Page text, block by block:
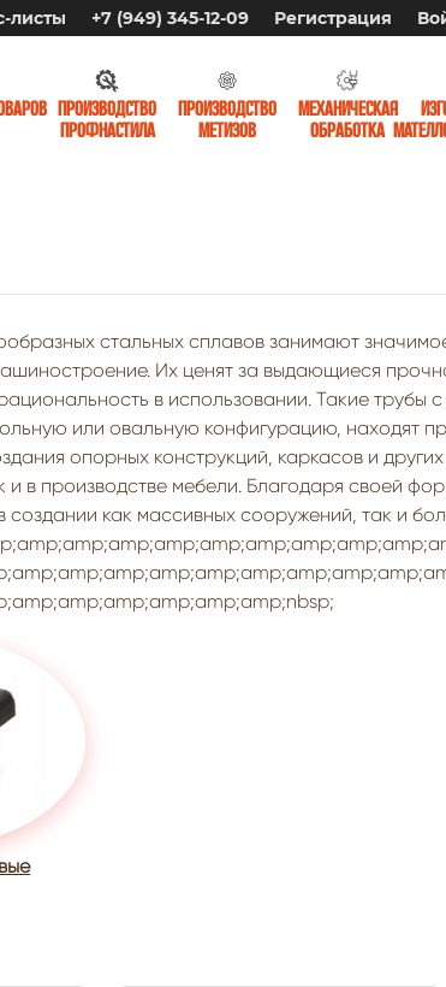
листы +7 (949) 345-12-09 Регистрация
Производство
профнастила
Производство
метизов
Механическая
обработка
стальных сплавов занимают
Их ценят за выдающиеся
в использовании. Такие трубы
или овальную конфигурацию, находят
опорных конструкций, каркасов и
и в производстве мебели. Благодаря своей
создании как массивных сооружений, так и